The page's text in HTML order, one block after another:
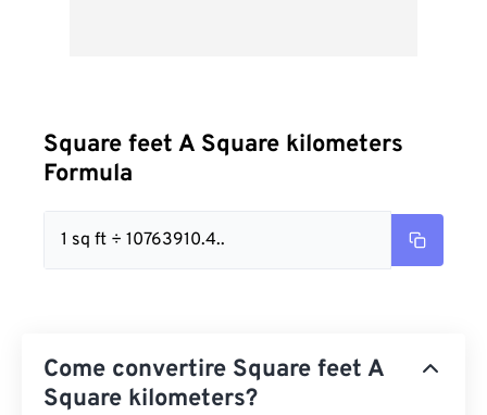
Square feet A Square kilometers
Formula
1 sq ft ÷ 10763910.4..
Come convertire Square feet A
Square kilometers?